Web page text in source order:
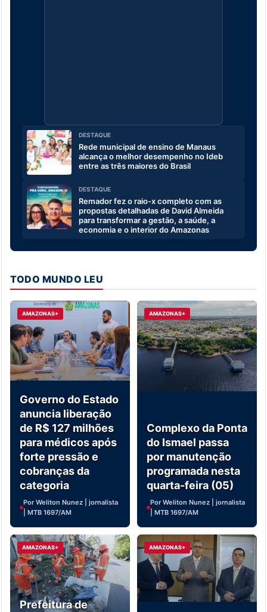
DESTAQUE
Rede municipal de ensino de Manaus
alcança o melhor desempenho no Ideb
entre as três maiores do Brasil
DESTAQUE
Remador fez o raio-x completo com as
propostas detalhadas de David Almeida
para transformar a gestão, a saúde, a
economia e o interior do Amazonas
TODO MUNDO LEU
AMAZONAS+
Governo do Estado
anuncia liberação
de R$ 127 milhões
para médicos após
forte pressão e
cobranças da
categoria
Por Weliton Nunez | jornalista
| MTB 1697/AM
AMAZONAS+
Complexo da Ponta
do Ismael passa
por manutenção
programada nesta
quarta-feira (05)
Por Weliton Nunez | jornalista
| MTB 1697/AM
AMAZONAS+
Prefeitura de
AMAZONAS+